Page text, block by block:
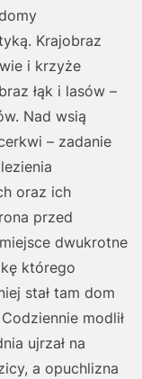
Krajobraz
i krzyże
łąk i lasów –
Nad wsią
– zadanie
oraz ich
przed
dwukrotne
którego
stał tam dom
modlił
ujrzał na
a opuchlizna